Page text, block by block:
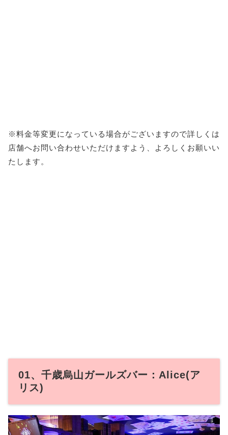
※料金等変更になっている場合がございますので詳しくは
店舗へお問い合わせいただけますよう、よろしくお願いい
たします。
01、千歳烏山ガールズバー：Alice(ア
リス)